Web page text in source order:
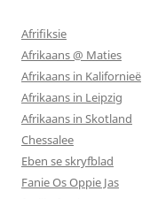
Afrifiksie
Afrikaans @ Maties
Afrikaans in Kalifornieë
Afrikaans in Leipzig
Afrikaans in Skotland
Chessalee
Eben se skryfblad
Fanie Os Oppie Jas